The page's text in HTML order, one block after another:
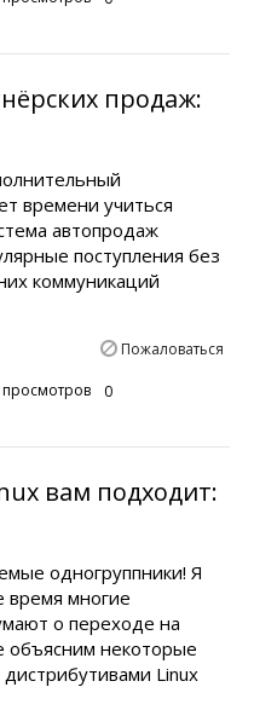
продаж:
времени учиться
автопродаж
поступления без
коммуникаций
Пожаловаться
просмотров 0
вам подходит:
одногруппники! Я
время многие
о переходе на
объясним некоторые
Linux